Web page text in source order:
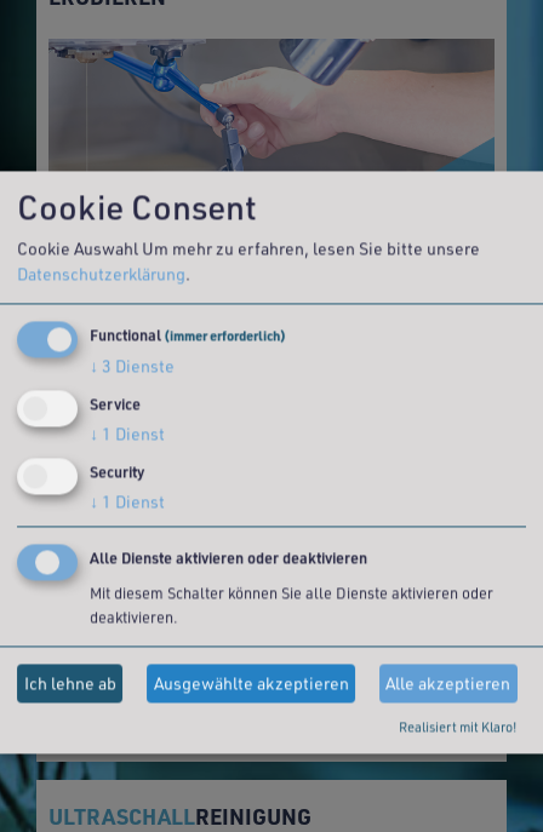
MEHR ERFAHREN >>
ENTGRATEN
ULTRASCHALLREINIGUNG
Cookie Consent
Cookie Auswahl Um mehr zu erfahren, lesen Sie bitte unsere
Datenschutzerklärung.
Functional (immer erforderlich)
↓ 3 Dienste
Service
↓ 1 Dienst
Security
↓ 1 Dienst
Alle Dienste aktivieren oder deaktivieren
Mit diesem Schalter können Sie alle Dienste aktivieren oder
deaktivieren.
Ich lehne ab Ausgewählte akzeptieren Alle akzeptieren
Realisiert mit Klaro!